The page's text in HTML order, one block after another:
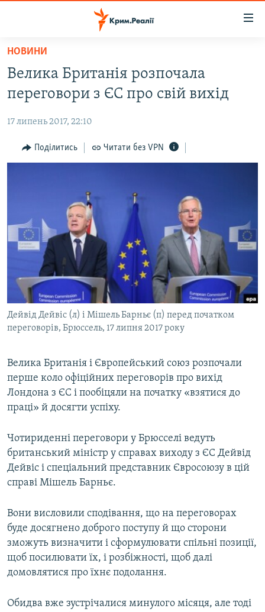
Перейти
основного
матеріалу
Перейти
до
навігації
Перейти
ВІДЕО ТА ФОТО
ПОЛІТИКА
БЛОГИ
ВСЕ ЗА ДЕНЬ
СПЕЦПРОЕКТИ
ДЕПОРТАЦІЯ
ВІДЕОУРОКИ «ELIFBE»
СВІДЧЕННЯ ОКУПАЦІЇ
УКРАЇНСЬКА ПРОБЛЕМА КРИМУ
ЯК ОБІЙТИ БЛОКУВАННЯ
Русский
Qırımtatar
Усі сайти RFE/RL
НОВИНИ
Велика Британія розпочала
переговори з ЄС про свій вихід
17 липень 2017, 22:10
Поділитись Читати без VPN
Дейвід Дейвіс (л) і Мішель Барньє (п) перед початком
переговорів, Брюссель, 17 липня 2017 року
Велика Британія і Європейський союз розпочали
перше коло офіційних переговорів про вихід
Лондона з ЄС і пообіцяли на початку «взятися до
праці» й досягти успіху.
Чотириденні переговори у Брюсселі ведуть
британський міністр у справах виходу з ЄС Дейвід
Дейвіс і спеціальний представник Євросоюзу в цій
справі Мішель Барньє.
Вони висловили сподівання, що на переговорах
буде досягнено доброго поступу й що сторони
зможуть визначити і сформулювати спільні позиції,
щоб посилювати їх, і розбіжності, щоб далі
домовлятися про їхнє подолання.
Обидва вже зустрічалися минулого місяця, але тоді